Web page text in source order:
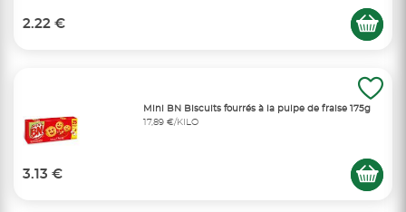
2.22 €
Mini BN Biscuits fourrés à la pulpe de fraise 175g
17,89 €/KILO
3.13 €